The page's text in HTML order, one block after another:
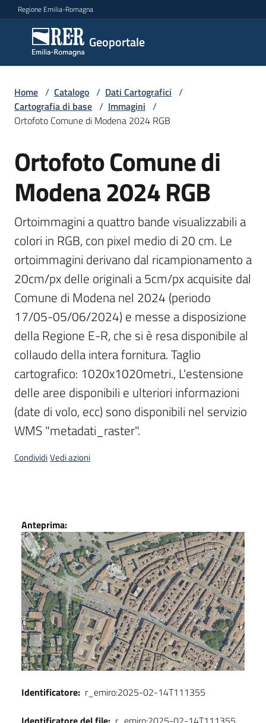
Vai al contenuto
Vai alla navigazione
Vai al footer
Regione Emilia-Romagna
Geoportale
Geoportale
Catalogo
dati,
servizi
Visualizza
on-
line
Scarica
i
dati
Approfondimenti
Archivio
cartografico
Home / Catalogo / Dati Cartografici /
Cartografia di base / Immagini /
Ortofoto Comune di Modena 2024 RGB
Salta al contenuto
Ortofoto Comune di
Modena 2024 RGB
Ortoimmagini a quattro bande visualizzabili a
colori in RGB, con pixel medio di 20 cm. Le
ortoimmagini derivano dal ricampionamento a
20cm/px delle originali a 5cm/px acquisite dal
Comune di Modena nel 2024 (periodo
17/05-05/06/2024) e messe a disposizione
della Regione E-R, che si è resa disponibile al
collaudo della intera fornitura. Taglio
cartografico: 1020x1020metri., L'estensione
delle aree disponibili e ulteriori informazioni
(date di volo, ecc) sono disponibili nel servizio
WMS "metadati_raster".
CondividiVedi azioni
Dati
Anteprima:
Identificatore: r_emiro:2025-02-14T111355